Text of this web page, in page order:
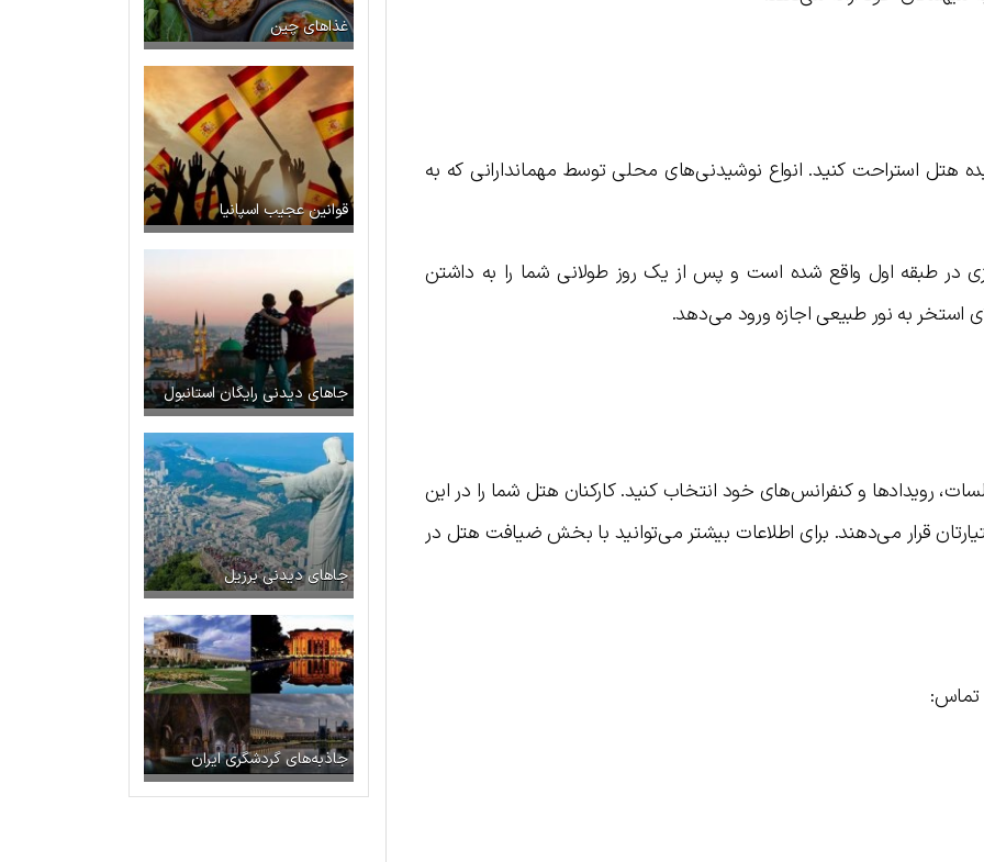
هتل استراحت کنید. انواع نوشیدنی‌های محلی توسط مهماندارانی که به
در طبقه اول واقع شده است و پس از یک روز طولانی شما را به داشتن
استخر به نور طبیعی اجازه ورود می‌دهد.
رویدادها و کنفرانس‌های خود انتخاب کنید. کارکنان هتل شما را در این
قرار می‌دهند. برای اطلاعات بیشتر می‌توانید با بخش ضیافت هتل در
غذاهای چین
قوانین عجیب اسپانیا
جاهای دیدنی رایگان استانبول
جاهای دیدنی برزیل
جاذبه‌های گردشگری ایران